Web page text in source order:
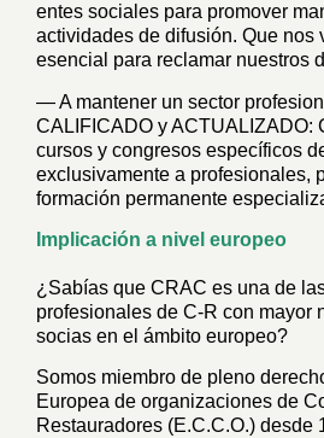
entes sociales para promover
actividades de difusión. Que nos
esencial para reclamar nuestros
— A mantener un sector
CALIFICADO y ACTUALIZADO:
cursos y congresos específicos
exclusivamente a profesionales,
formación permanente
Implicación a nivel europeo
¿Sabías que CRAC es una de
profesionales de C-R con mayor
socias en el ámbito europeo?
Somos miembro de pleno
Europea de organizaciones de
Restauradores (E.C.C.O.) desde